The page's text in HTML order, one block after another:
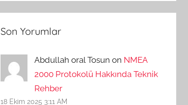
Son Yorumlar
Abdullah oral Tosun on NMEA
2000 Protokolü Hakkında Teknik
Rehber
18 Ekim 2025 3:11 AM